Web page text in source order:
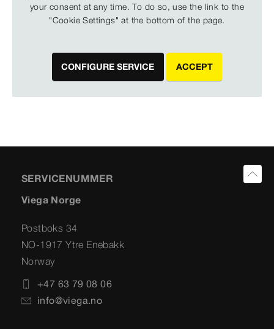
your consent at any time. To do so, use the link to the
"Cookie Settings" at the bottom of the page.
CONFIGURE SERVICE ACCEPT
SERVICENUMMER
Viega Norge
Postboks 34
NO-1917 Ytre Enebakk
Norway
+47 63 79 08 06
info@viega.no